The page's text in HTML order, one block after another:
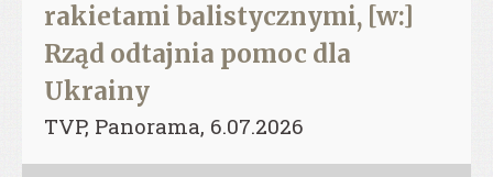
rakietami balistycznymi, [w:]
Rząd odtajnia pomoc dla
Ukrainy
TVP, Panorama, 6.07.2026